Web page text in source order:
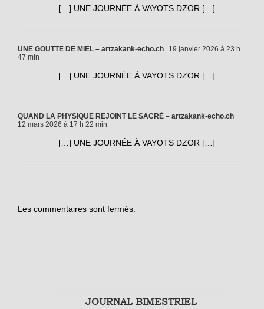
[…] UNE JOURNÉE À VAYOTS DZOR […]
UNE GOUTTE DE MIEL – artzakank-echo.ch
19 janvier 2026 à 23 h
47 min
[…] UNE JOURNÉE À VAYOTS DZOR […]
QUAND LA PHYSIQUE REJOINT LE SACRÉ – artzakank-echo.ch
12 mars 2026 à 17 h 22 min
[…] UNE JOURNÉE À VAYOTS DZOR […]
Les commentaires sont fermés.
JOURNAL BIMESTRIEL